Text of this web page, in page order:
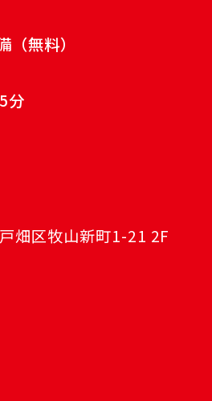
無料）
分
畑区牧山新町1-21 2F